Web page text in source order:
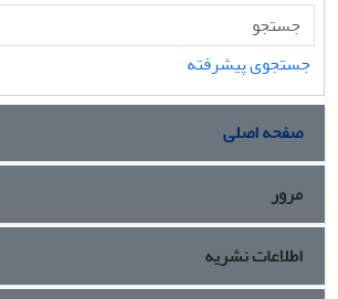
جستجوی پیشرفته
صفحه اصلی
مرور
اطلاعات نشریه